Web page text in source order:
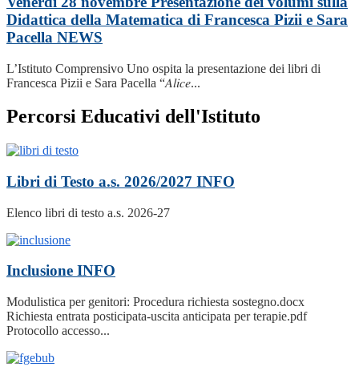
Didattica della Matematica di Francesca Pizii e Sara
Pacella NEWS
L’Istituto Comprensivo Uno ospita la presentazione dei libri di
Francesca Pizii e Sara Pacella “𝐴𝑙𝑖𝑐𝑒...
Percorsi Educativi dell'Istituto
Libri di Testo a.s. 2026/2027 INFO
Elenco libri di testo a.s. 2026-27
Inclusione INFO
Modulistica per genitori: Procedura richiesta sostegno.docx
Richiesta entrata posticipata-uscita anticipata per terapie.pdf
Protocollo accesso...